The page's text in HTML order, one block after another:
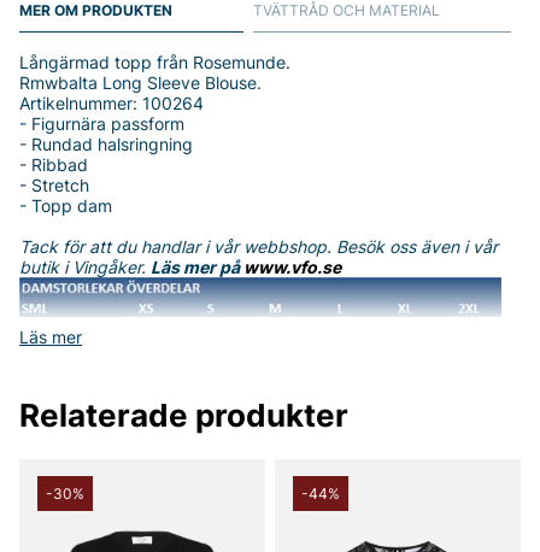
MER OM PRODUKTEN
Läs mer
Långärmad topp från Rosemunde.
Rmwbalta Long Sleeve Blouse.
Artikelnummer: 100264
- Figurnära passform
- Rundad halsringning
- Ribbad
- Stretch
- Topp dam
Tack för att du handlar i vår webbshop. Besök oss även i vår
butik i Vingåker. Läs mer på www.vfo.se
TVÄTTRÅD OCH MATERIAL
Relaterade produkter
-30% -44%